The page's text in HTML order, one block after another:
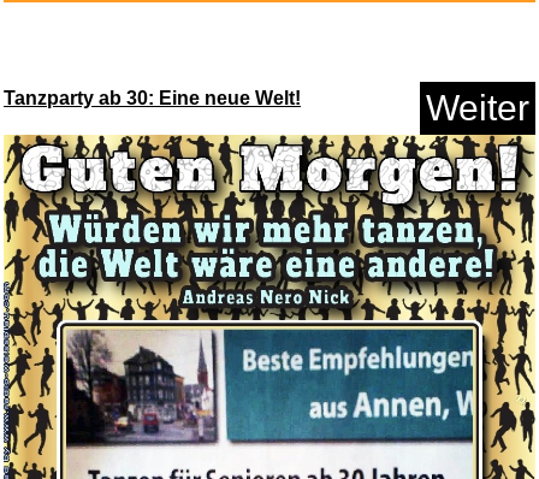
JOYROOM Kabellose Apple
Watch ...
Anzeige
Tanzparty ab 30: Eine neue Welt! Weiter